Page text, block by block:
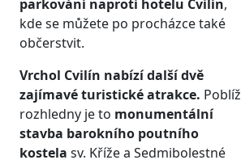
parkování naproti hotelu Cvilín,
kde se můžete po procházce také
občerstvit.
Vrchol Cvilín nabízí další dvě
zajímavé turistické atrakce. Poblíž
rozhledny je to monumentální
stavba barokního poutního
kostela sv. Kříže a Sedmibolestné